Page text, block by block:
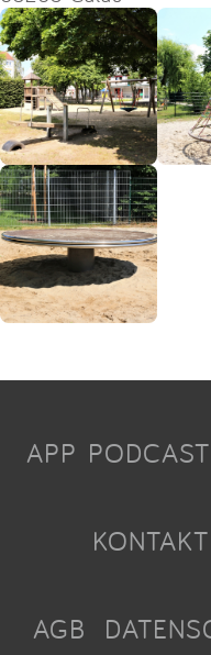
APP PODCAST
KONTAKT
AGB